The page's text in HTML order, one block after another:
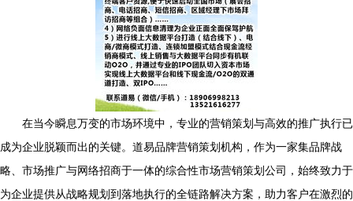
在当今瞬息万变的市场环境中，专业的营销策划与高效的推广执行已
成为企业脱颖而出的关键。道易品牌营销策划机构，作为一家集品牌战
略、市场推广与网络招商于一体的综合性市场营销策划公司，始终致力于
为企业提供从战略规划到落地执行的全链路解决方案，助力客户在激烈的